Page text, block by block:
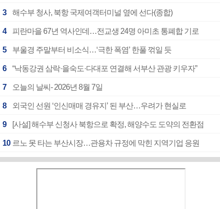
3 해수부 청사, 북항 국제여객터미널 옆에 선다(종합)
4 피란마을 67년 역사인데…전교생 24명 아미초 통폐합 기로
5 부울경 주말부터 비소식…‘극한 폭염’ 한풀 꺾일 듯
6 “낙동강권 삼락·을숙도·다대포 연결해 서부산 관광 키우자”
7 오늘의 날씨- 2026년 8월 7일
8 외국인 선원 ‘인신매매 경유지’ 된 부산…우려가 현실로
9 [사설] 해수부 신청사 북항으로 확정, 해양수도 도약의 전환점
10 르노 못 타는 부산시장…관용차 규정에 막힌 지역기업 응원